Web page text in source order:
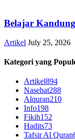
Belajar
Artikel July 25, 2026
Kategori yang
Artikel894
Nasehat288
Alquran210
Info198
Fikih152
Hadits73
Tafsir Al Quran